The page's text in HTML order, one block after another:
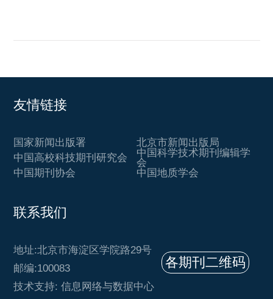
友情链接
国家新闻出版署
北京市新闻出版局
中国高校科技期刊研究会
中国科学技术期刊编辑学
会
中国期刊协会
中国地质学会
联系我们
地址:北京市海淀区学院路29号
邮编:100083
技术支持: 信息网络与数据中心
各期刊二维码